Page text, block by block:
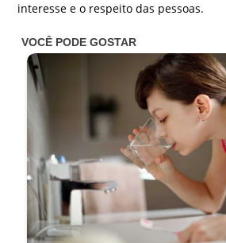
interesse e o respeito das pessoas.